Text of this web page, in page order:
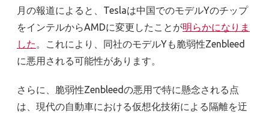
月の報道によると、Teslaは中国でのモデルYのチップ
をインテルからAMDに変更したことが明らかになりま
した 。これにより、同社のモデルYも脆弱性Zenbleed
に悪用される可能性があります。
さらに、脆弱性Zenbleedの悪用で特に懸念される点
は、現代の自動車における仮想化技術による隔離を迂